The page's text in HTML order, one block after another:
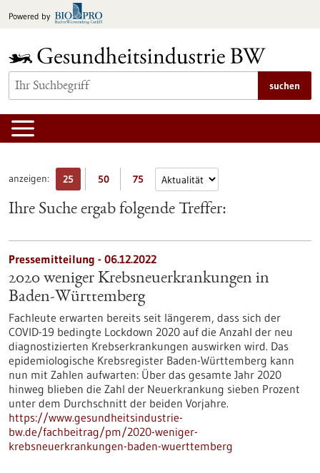
Inhalt
Powered by
suchen
anzeigen: 25 50 75
Ihre Suche ergab folgende Treffer:
Pressemitteilung - 06.12.2022
2020 weniger Krebsneuerkrankungen in
Baden-Württemberg
Fachleute erwarten bereits seit längerem, dass sich der
COVID-19 bedingte Lockdown 2020 auf die Anzahl der neu
diagnostizierten Krebserkrankungen auswirken wird. Das
epidemiologische Krebsregister Baden-Württemberg kann
nun mit Zahlen aufwarten: Über das gesamte Jahr 2020
hinweg blieben die Zahl der Neuerkrankung sieben Prozent
unter dem Durchschnitt der beiden Vorjahre.
https://www.gesundheitsindustrie-
bw.de/fachbeitrag/pm/2020-weniger-
krebsneuerkrankungen-baden-wuerttemberg